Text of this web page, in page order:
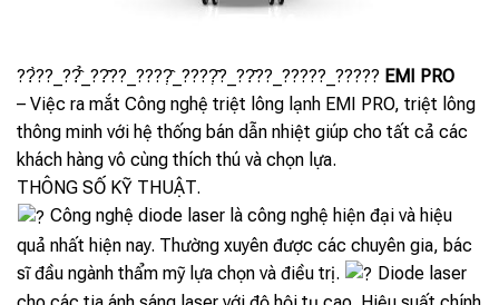
??̀??_??̂̉_??̂??_????̣̂_????̣̂?_??̂??_?????_????? EMI PRO
– Việc ra mắt Công nghệ triệt lông lạnh EMI PRO, triệt lông
thông minh với hệ thống bán dẫn nhiệt giúp cho tất cả các
khách hàng vô cùng thích thú và chọn lựa.
THÔNG SỐ KỸ THUẬT.
Công nghệ diode laser là công nghệ hiện đại và hiệu
quả nhất hiện nay. Thường xuyên được các chuyên gia, bác
sĩ đầu ngành thẩm mỹ lựa chọn và điều trị.
Diode laser